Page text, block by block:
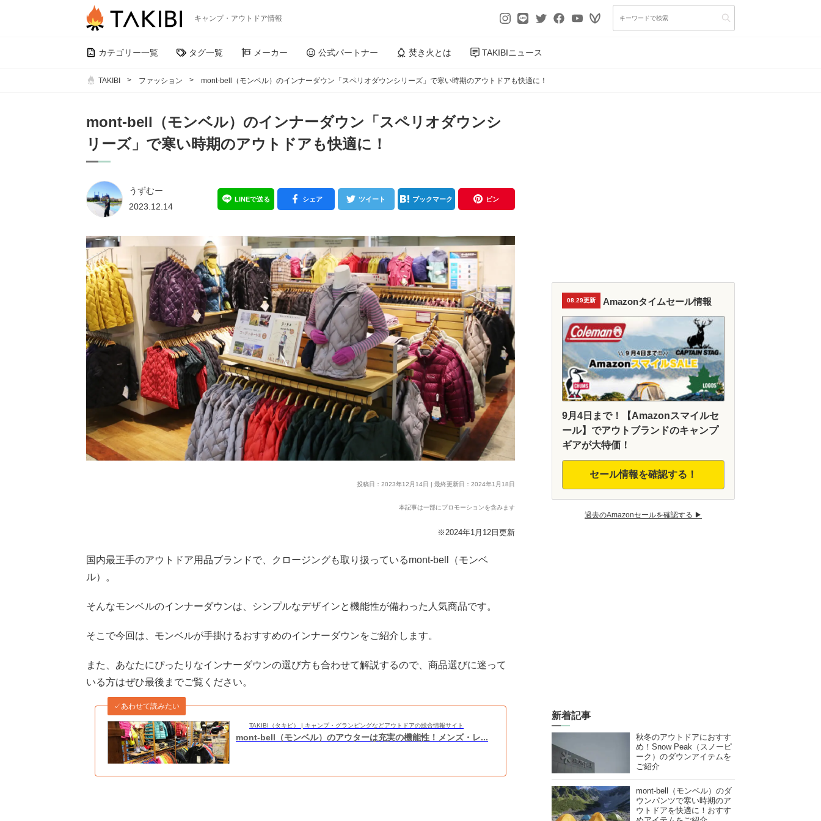
キャンプ・アウトドア情報
カテゴリー一覧 タグ一覧 メーカー 公式パートナー 焚き火とは TAKIBIニュース
TAKIBI ファッション mont-bell（モンベル）のインナーダウン「スペリオダウンシリーズ」で寒い時期のアウトドアも快適に！
mont-bell（モンベル）のインナーダウン「スペリオダウンシ
リーズ」で寒い時期のアウトドアも快適に！
うずむー
2023.12.14
LINEで送る シェア ツイート ブックマーク ピン
投稿日：2023年12月14日 | 最終更新日：2024年1月18日
本記事は一部にプロモーションを含みます
※2024年1月12日更新
国内最王手のアウトドア用品ブランドで、クロージングも取り扱っているmont-bell（モンベ
ル）。
そんなモンベルのインナーダウンは、シンプルなデザインと機能性が備わった人気商品です。
そこで今回は、モンベルが手掛けるおすすめのインナーダウンをご紹介します。
また、あなたにぴったりなインナーダウンの選び方も合わせて解説するので、商品選びに迷って
いる方はぜひ最後までご覧ください。
TAKIBI（タキビ） | キャンプ・グランピングなどアウトドアの総合情報サイト
✓あわせて読みたい
mont-bell（モンベル）のアウターは充実の機能性！メンズ・レ...
08.29更新 Amazonタイムセール情報
9月4日まで！【Amazonスマイルセ
ール】でアウトブランドのキャンプ
ギアが大特価！
セール情報を確認する！
過去のAmazonセールを確認する ▶︎
新着記事
秋冬のアウトドアにおすす
め！Snow Peak（スノーピ
ーク）のダウンアイテムを
ご紹介
mont-bell（モンベル）のダ
ウンパンツで寒い時期のア
ウトドアを快適に！おすす